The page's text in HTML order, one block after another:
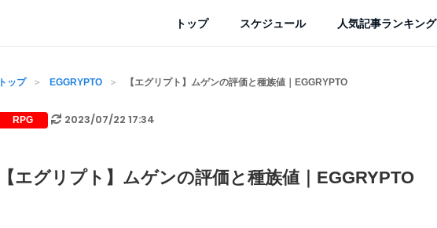
トップ スケジュール 人気記事ランキング
トップ EGGRYPTO 【エグリプト】ムゲンの評価と種族値｜EGGRYPTO
RPG 2023/07/22 17:34
【エグリプト】ムゲンの評価と種族値｜EGGRYPTO